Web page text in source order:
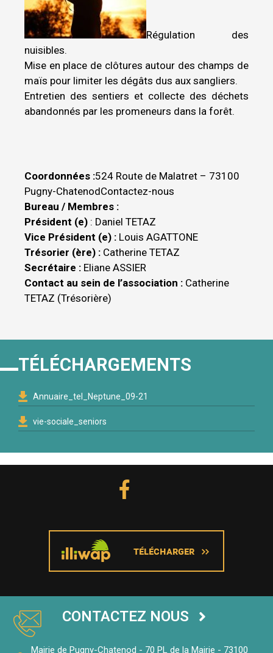
Régulation des
nuisibles.
Mise en place de clôtures autour des champs de
maïs pour limiter les dégâts dus aux sangliers.
Entretien des sentiers et collecte des déchets
abandonnés par les promeneurs dans la forêt.
Coordonnées :524 Route de Malatret – 73100
Pugny-ChatenodContactez-nous
Bureau / Membres :
Président (e) : Daniel TETAZ
Vice Président (e) : Louis AGATTONE
Trésorier (ère) : Catherine TETAZ
Secrétaire : Eliane ASSIER
Contact au sein de l’association : Catherine
TETAZ (Trésorière)
TÉLÉCHARGEMENTS
Annuaire_tel_Neptune_09-21
vie-sociale_seniors
CONTACTEZ NOUS
Mairie de Pugny-Chatenod - 70 PL de la Mairie - 73100